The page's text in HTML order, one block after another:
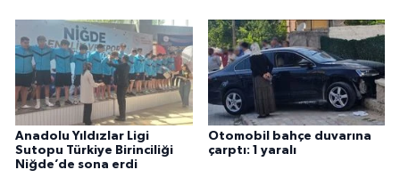
Anadolu Yıldızlar Ligi
Sutopu Türkiye Birinciliği
Niğde’de sona erdi
Otomobil bahçe duvarına
çarptı: 1 yaralı